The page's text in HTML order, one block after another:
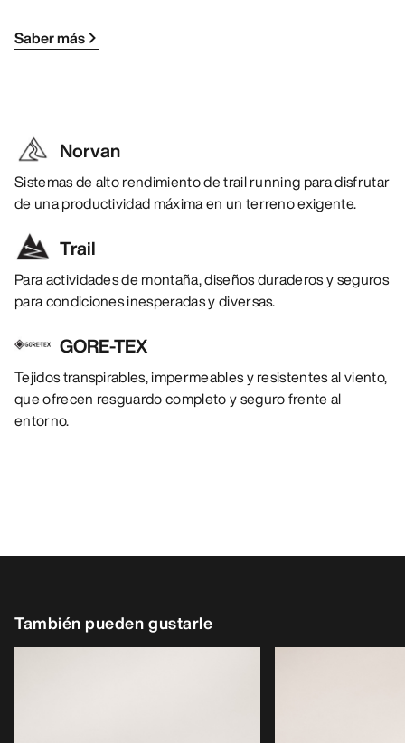
Saber más
Norvan
Sistemas de alto rendimiento de trail running para disfrutar
de una productividad máxima en un terreno exigente.
Trail
Para actividades de montaña, diseños duraderos y seguros
para condiciones inesperadas y diversas.
GORE-TEX
Tejidos transpirables, impermeables y resistentes al viento,
que ofrecen resguardo completo y seguro frente al
entorno.
También pueden gustarle